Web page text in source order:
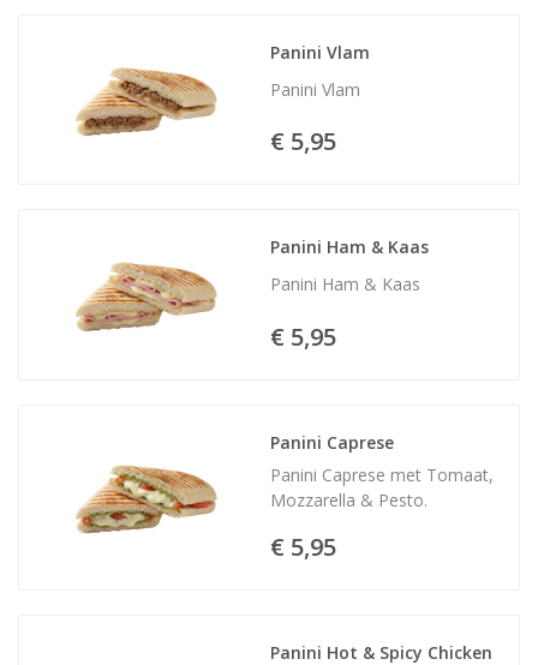
Panini Vlam
Panini Vlam
€ 5,95
Panini Ham & Kaas
Panini Ham & Kaas
€ 5,95
Panini Caprese
Panini Caprese met Tomaat,
Mozzarella & Pesto.
€ 5,95
Panini Hot & Spicy Chicken